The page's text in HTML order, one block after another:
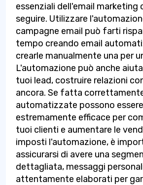
essenziali dell'email marketing
seguire. Utilizzare
campagne email può farti
tempo creando email
crearle manualmente una per
L'automazione può anche
tuoi lead, costruire relazioni
ancora. Se fatta
automatizzate possono
estremamente efficace per
tuoi clienti e aumentare le
imposti l'automazione, è
assicurarsi di avere una
dettagliata, messaggi
attentamente elaborati per